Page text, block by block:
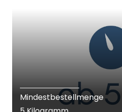
Mindestbestellmenge